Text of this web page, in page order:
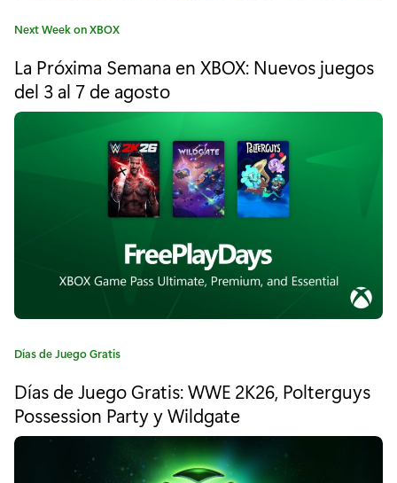
p
o
r
l
a
u
l
P
a
C
t
g
o
Next Week on XBOX
La Próxima Semana en XBOX: Nuevos juegos
del 3 al 7 de agosto
C
t
e
g
o
Días de Juego Gratis
Días de Juego Gratis: WWE 2K26, Polterguys
Possession Party y Wildgate